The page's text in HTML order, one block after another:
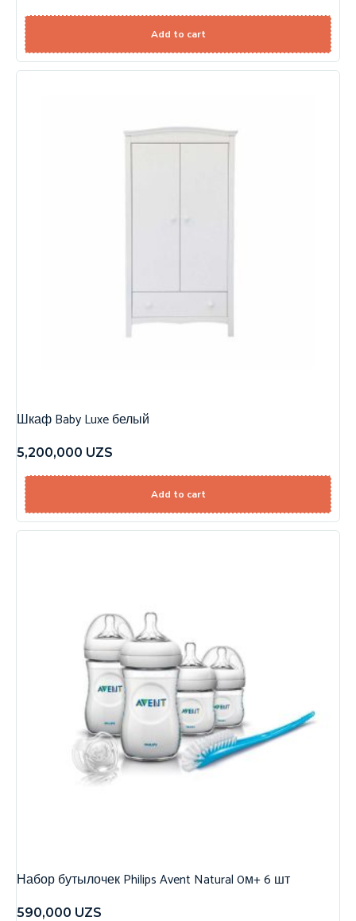
Add to cart
Шкаф Baby Luxe белый
5,200,000 UZS
Add to cart
Набор бутылочек Philips Avent Natural 0м+ 6 шт
590,000 UZS